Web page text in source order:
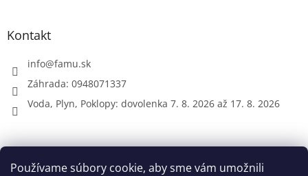
Používame súbory cookie, aby sme vám umožnili
Kontakt
info@famu.sk
Záhrada: 0948071337
Voda, Plyn, Poklopy: dovolenka 7. 8. 2026 až 17. 8. 2026